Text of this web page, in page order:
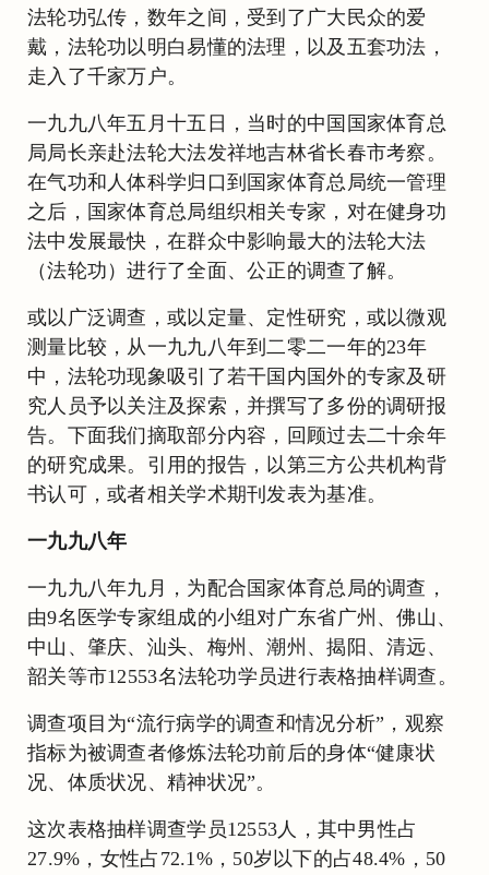
法轮功弘传，数年之间，受到了广大民众的爱
戴，法轮功以明白易懂的法理，以及五套功法，
走入了千家万户。
一九九八年五月十五日，当时的中国国家体育总
局局长亲赴法轮大法发祥地吉林省长春市考察。
在气功和人体科学归口到国家体育总局统一管理
之后，国家体育总局组织相关专家，对在健身功
法中发展最快，在群众中影响最大的法轮大法
（法轮功）进行了全面、公正的调查了解。
或以广泛调查，或以定量、定性研究，或以微观
测量比较，从一九九八年到二零二一年的23年
中，法轮功现象吸引了若干国内国外的专家及研
究人员予以关注及探索，并撰写了多份的调研报
告。下面我们摘取部分内容，回顾过去二十余年
的研究成果。引用的报告，以第三方公共机构背
书认可，或者相关学术期刊发表为基准。
一九九八年
一九九八年九月，为配合国家体育总局的调查，
由9名医学专家组成的小组对广东省广州、佛山、
中山、肇庆、汕头、梅州、潮州、揭阳、清远、
韶关等市12553名法轮功学员进行表格抽样调查。
调查项目为“流行病学的调查和情况分析”，观察
指标为被调查者修炼法轮功前后的身体“健康状
况、体质状况、精神状况”。
这次表格抽样调查学员12553人，其中男性占
27.9%，女性占72.1%，50岁以下的占48.4%，50